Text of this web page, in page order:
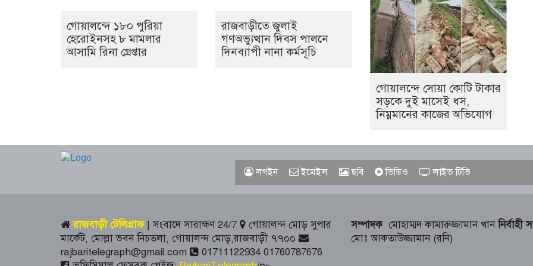
গোয়ালন্দে ১৮০ পুরিয়া
হেরোইনসহ ৮ মামলার
আসামি রিনা গ্রেপ্তার
রাজবাড়ীতে জুলাই
গণঅভ্যুত্থান দিবস পালনে
দিনব্যাপী নানা কর্মসূচি
গোয়ালন্দে সোয়া কোটি টাকার
সড়কে দুই মাসেই ধস,
নিম্নমানের কাজের অভিযোগ
লগইন ইমেইল ছবি ভিডিও লাইভ টিভি
রাজবাড়ী টেলিগ্রাফ | সংবাদে সারাক্ষণ 24/7
গোয়ালন্দ মোড় সুপার
মার্কেট, মোল্লা ভবন নিচতলা, গোয়ালন্দ মোড়,রাজবাড়ী ৭৭০০
rajbaritelegraph@gmail.com
01711122934 01760787676
সম্পাদক মোহাম্মদ কামারুজ্জামান খাননির্বাহী
মোঃ আকতাউজ্জামান (রনি)